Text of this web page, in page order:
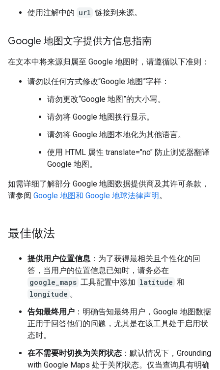
使用注解中的 url 链接到来源。
Google 地图文字提供方信息指南
在文本中将来源归属至 Google 地图时，请遵循以下准则：
请勿以任何方式修改“Google 地图”字样：
请勿更改“Google 地图”的大小写。
请勿将 Google 地图换行显示。
请勿将 Google 地图本地化为其他语言。
使用 HTML 属性 translate="no" 防止浏览器翻译
Google 地图。
如需详细了解部分 Google 地图数据提供商及其许可条款，
请参阅 Google 地图和 Google 地球法律声明。
最佳做法
提供用户位置信息 ：为了获得最相关且个性化的回
答，当用户的位置信息已知时，请务必在
google_maps 工具配置中添加 latitude 和
longitude 。
告知最终用户 ：明确告知最终用户，Google 地图数据
正用于回答他们的问题，尤其是在该工具处于启用状
态时。
在不需要时切换为关闭状态 ：默认情况下，Grounding
with Google Maps 处于关闭状态。仅当查询具有明确